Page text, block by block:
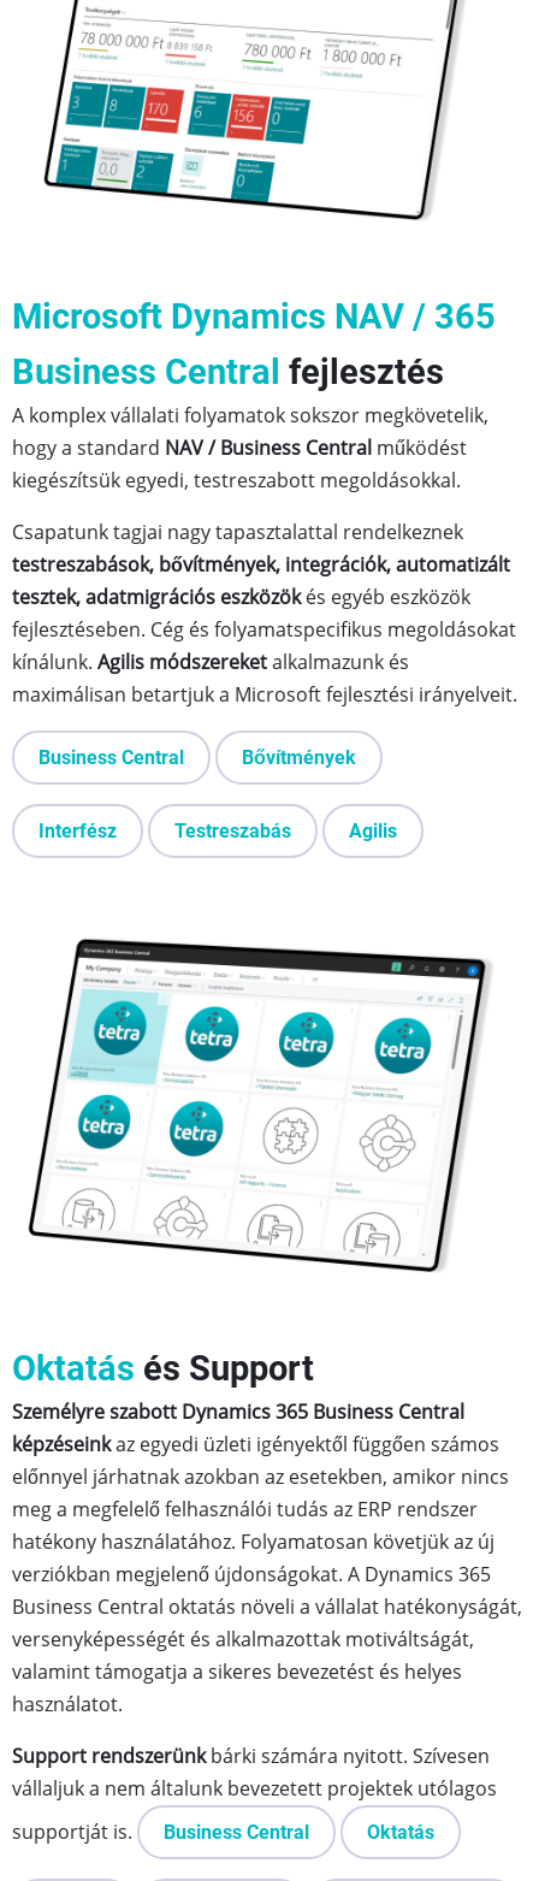
Microsoft Dynamics NAV / 365
Business Central fejlesztés
A komplex vállalati folyamatok sokszor megkövetelik,
hogy a standard NAV / Business Central működést
kiegészítsük egyedi, testreszabott megoldásokkal.
Csapatunk tagjai nagy tapasztalattal rendelkeznek
testreszabások, bővítmények, integrációk, automatizált
tesztek, adatmigrációs eszközökés egyéb eszközök
fejlesztéseben. Cég és folyamatspecifikus megoldásokat
kínálunk. Agilis módszereketalkalmazunk és
maximálisan betartjuk a Microsoft fejlesztési irányelveit.
Business Central Bővítmények
Interfész Testreszabás Agilis
Oktatás és Support
Személyre szabott Dynamics 365 Business Central
képzéseinkaz egyedi üzleti igényektől függően számos
előnnyel járhatnak azokban az esetekben, amikor nincs
meg a megfelelő felhasználói tudás az ERP rendszer
hatékony használatához. Folyamatosan követjük az új
verziókban megjelenő újdonságokat. A Dynamics 365
Business Central oktatás növeli a vállalat hatékonyságát,
versenyképességét és alkalmazottak motiváltságát,
valamint támogatja a sikeres bevezetést és helyes
használatot.
Support rendszerünkbárki számára nyitott. Szívesen
vállaljuk a nem általunk bevezetett projektek utólagos
supportját is.
Business Central Oktatás